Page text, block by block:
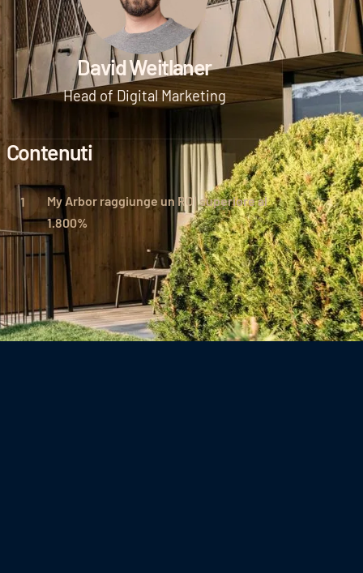
David Weitlaner
Head of Digital Marketing
Contenuti
My Arbor raggiunge un ROI superiore al
1.800%